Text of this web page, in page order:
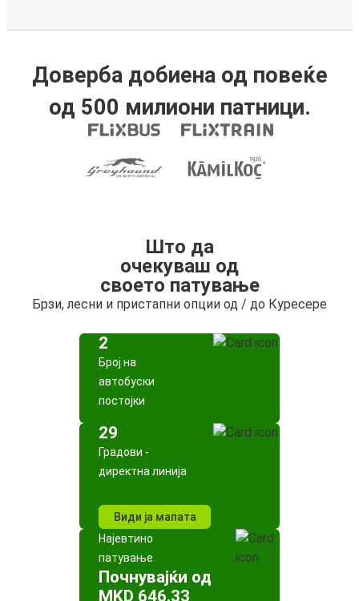
Доверба добиена од повеќе
од 500 милиони патници.
Што да
очекуваш од
своето патување
Брзи, лесни и пристапни опции од / до Куресере
2
Број на
автобуски
постојки
29
Градови -
директна линија
Види ја мапата
Најевтино
патување
Почнувајќи од
MKD 646.33